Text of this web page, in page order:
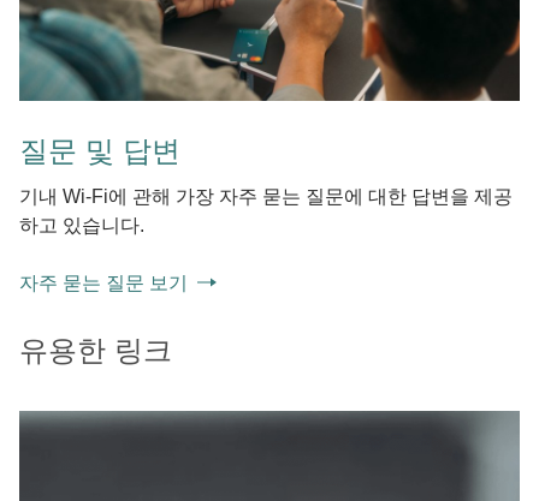
질문 및 답변
기내 Wi-Fi에 관해 가장 자주 묻는 질문에 대한 답변을 제공
하고 있습니다.
자주 묻는 질문 보기
유용한 링크